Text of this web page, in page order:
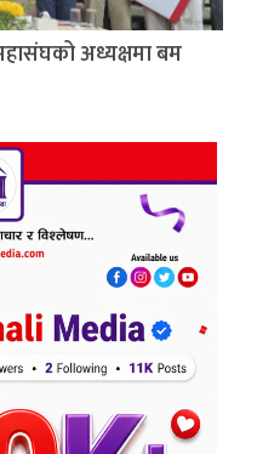
अध्यक्षमा बम